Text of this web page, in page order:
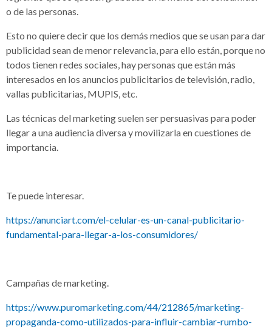
o de las personas.
Esto no quiere decir que los demás medios que se usan para dar
publicidad sean de menor relevancia, para ello están, porque no
todos tienen redes sociales, hay personas que están más
interesados en los anuncios publicitarios de televisión, radio,
vallas publicitarias, MUPIS, etc.
Las técnicas del marketing suelen ser persuasivas para poder
llegar a una audiencia diversa y movilizarla en cuestiones de
importancia.
Te puede interesar.
https://anunciart.com/el-celular-es-un-canal-publicitario-
fundamental-para-llegar-a-los-consumidores/
Campañas de marketing.
https://www.puromarketing.com/44/212865/marketing-
propaganda-como-utilizados-para-influir-cambiar-rumbo-